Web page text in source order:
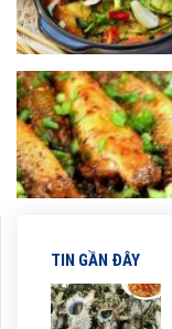
TIN GẦN ĐÂY